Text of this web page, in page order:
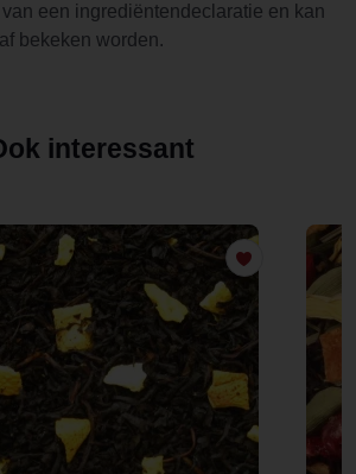
een ingrediëntendeclaratie en kan
bekeken worden.
interessant